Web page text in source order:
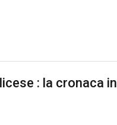
: la cronaca in